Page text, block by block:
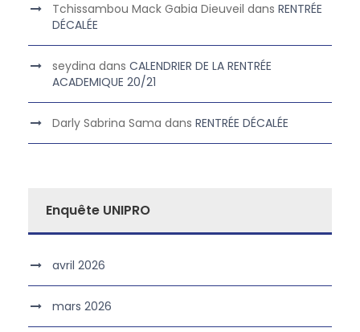
Tchissambou Mack Gabia Dieuveil dans RENTRÉE
DÉCALÉE
seydina dans CALENDRIER DE LA RENTRÉE
ACADEMIQUE 20/21
Darly Sabrina Sama dans RENTRÉE DÉCALÉE
Enquête UNIPRO
avril 2026
mars 2026